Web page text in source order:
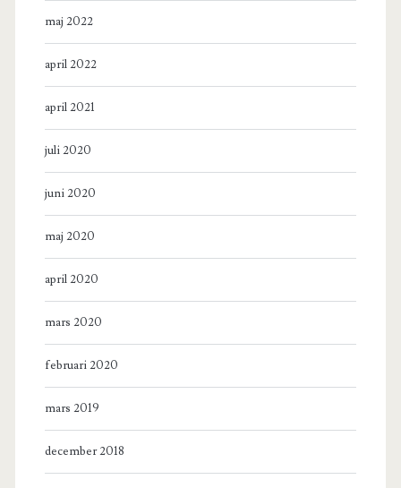
maj 2022
april 2022
april 2021
juli 2020
juni 2020
maj 2020
april 2020
mars 2020
februari 2020
mars 2019
december 2018